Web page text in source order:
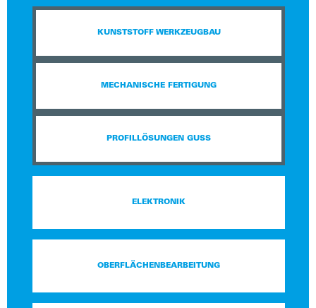
KUNSTSTOFF WERKZEUGBAU
MECHANISCHE FERTIGUNG
PROFIL­LÖSUNGEN GUSS
ELEKTRONIK
OBERFLÄCHENBEARBEITUNG